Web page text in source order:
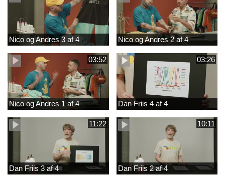
Nico og Andres 3 af 4 Nico og Andres 2 af 4
03:52
Nico og Andres 1 af 4
03:26
Dan Friis 4 af 4
11:22
Dan Friis 3 af 4
10:11
Dan Friis 2 af 4